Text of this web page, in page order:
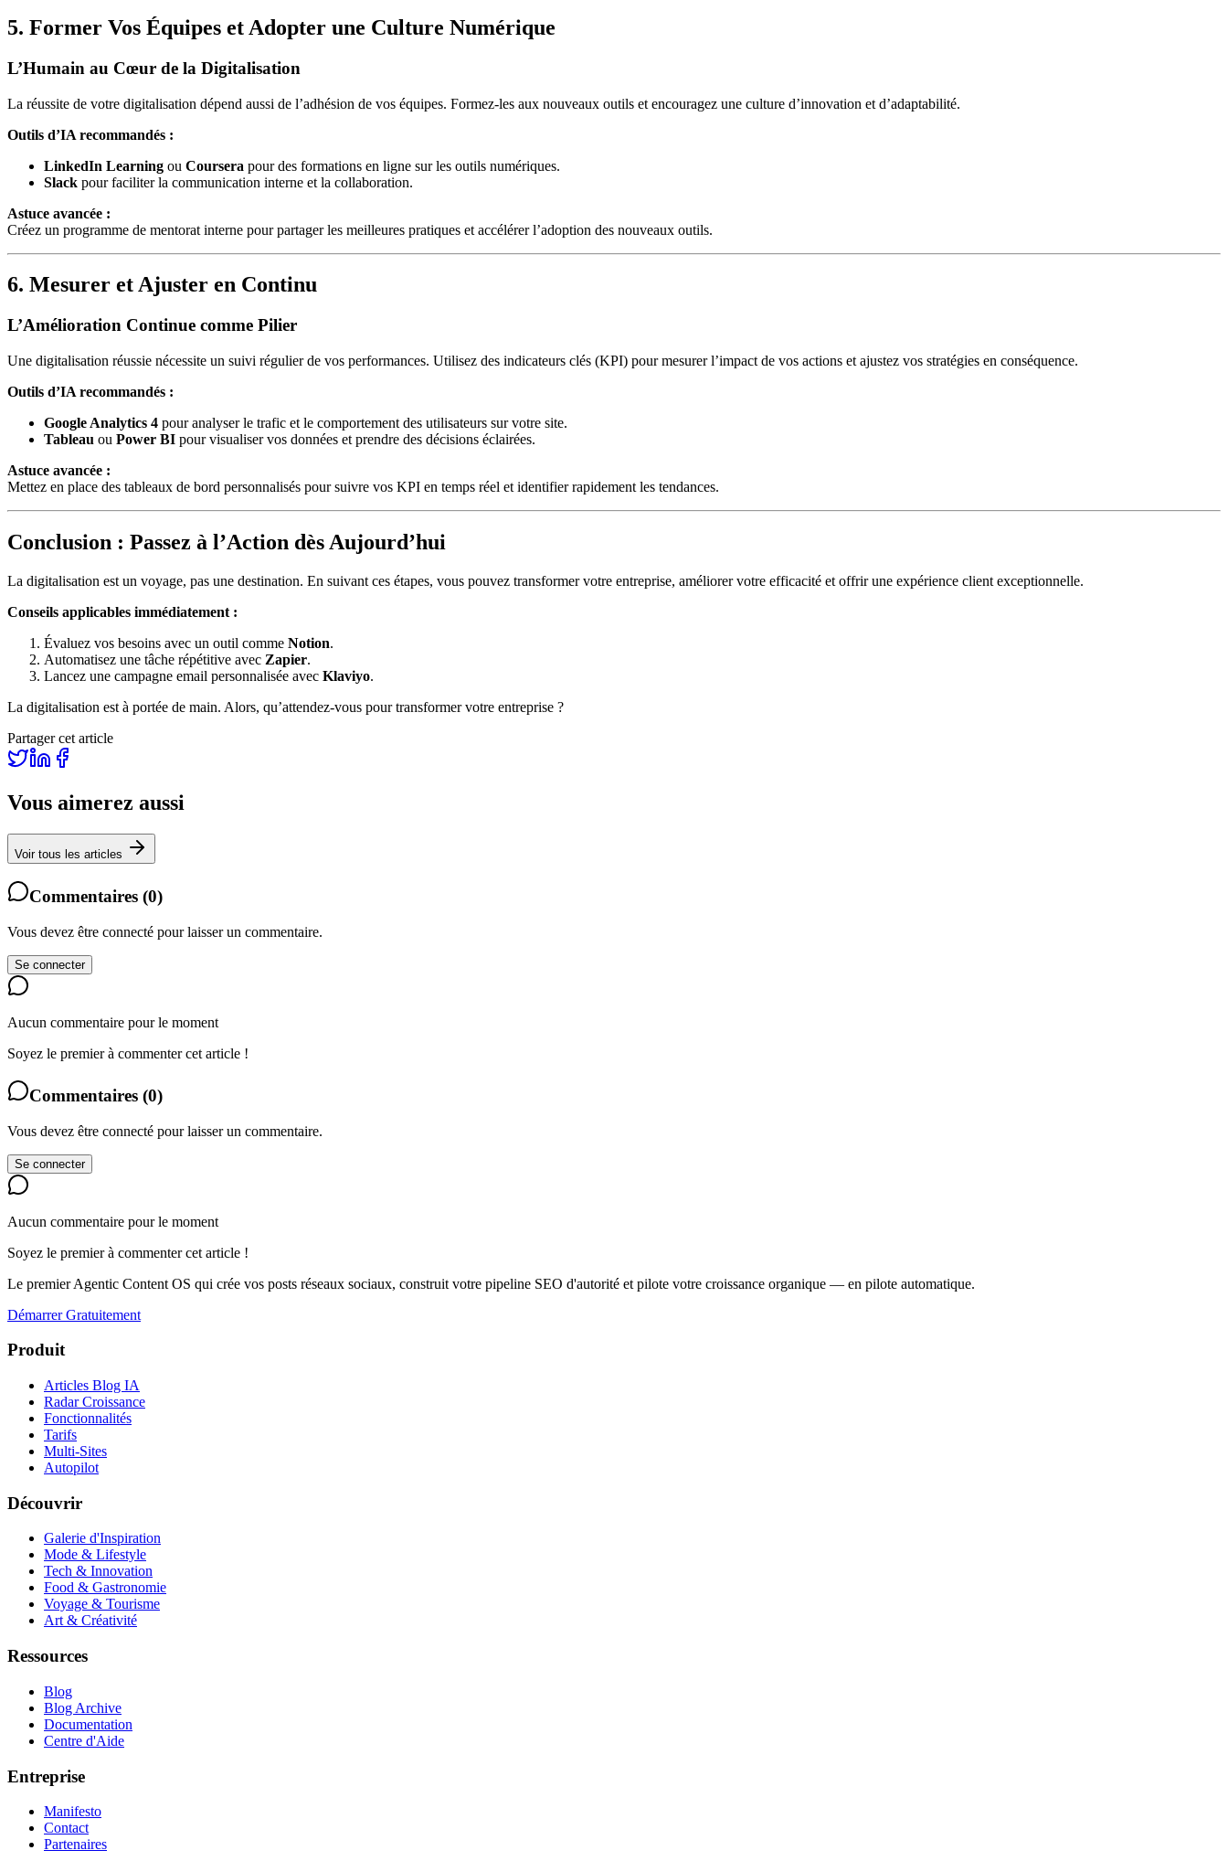
5. Former Vos Équipes et Adopter une Culture Numérique
L’Humain au Cœur de la Digitalisation
La réussite de votre digitalisation dépend aussi de l’adhésion de vos équipes. Formez-les aux nouveaux outils et encouragez une culture d’innovation et d’adaptabilité.
Outils d’IA recommandés :
LinkedIn Learning ou Coursera pour des formations en ligne sur les outils numériques.
Slack pour faciliter la communication interne et la collaboration.
Astuce avancée :
Créez un programme de mentorat interne pour partager les meilleures pratiques et accélérer l’adoption des nouveaux outils.
6. Mesurer et Ajuster en Continu
L’Amélioration Continue comme Pilier
Une digitalisation réussie nécessite un suivi régulier de vos performances. Utilisez des indicateurs clés (KPI) pour mesurer l’impact de vos actions et ajustez vos stratégies en conséquence.
Outils d’IA recommandés :
Google Analytics 4 pour analyser le trafic et le comportement des utilisateurs sur votre site.
Tableau ou Power BI pour visualiser vos données et prendre des décisions éclairées.
Astuce avancée :
Mettez en place des tableaux de bord personnalisés pour suivre vos KPI en temps réel et identifier rapidement les tendances.
Conclusion : Passez à l’Action dès Aujourd’hui
La digitalisation est un voyage, pas une destination. En suivant ces étapes, vous pouvez transformer votre entreprise, améliorer votre efficacité et offrir une expérience client exceptionnelle.
Conseils applicables immédiatement :
Évaluez vos besoins avec un outil comme Notion.
Automatisez une tâche répétitive avec Zapier.
Lancez une campagne email personnalisée avec Klaviyo.
La digitalisation est à portée de main. Alors, qu’attendez-vous pour transformer votre entreprise ?
Partager cet article
Vous aimerez aussi
Voir tous les articles
Commentaires (0)
Vous devez être connecté pour laisser un commentaire.
Se connecter
Aucun commentaire pour le moment
Soyez le premier à commenter cet article !
Commentaires (0)
Vous devez être connecté pour laisser un commentaire.
Se connecter
Aucun commentaire pour le moment
Soyez le premier à commenter cet article !
Le premier Agentic Content OS qui crée vos posts réseaux sociaux, construit votre pipeline SEO d'autorité et pilote votre croissance organique — en pilote automatique.
Démarrer Gratuitement
Produit
Articles Blog IA
Radar Croissance
Fonctionnalités
Tarifs
Multi-Sites
Autopilot
Découvrir
Galerie d'Inspiration
Mode & Lifestyle
Tech & Innovation
Food & Gastronomie
Voyage & Tourisme
Art & Créativité
Ressources
Blog
Blog Archive
Documentation
Centre d'Aide
Entreprise
Manifesto
Contact
Partenaires